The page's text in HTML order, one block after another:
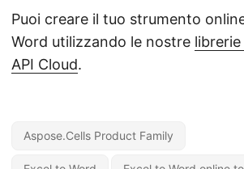
Puoi creare il tuo strumento
Word utilizzando le nostre
API Cloud.
Aspose.Cells Product Family